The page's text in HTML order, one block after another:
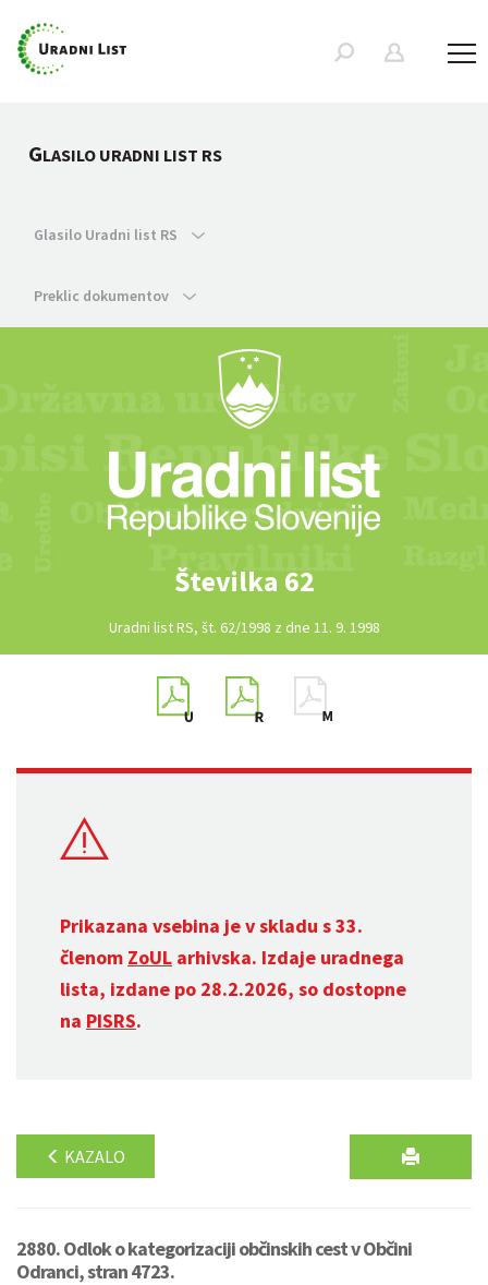
GLASILO URADNI LIST RS
Glasilo Uradni list RS
Preklic dokumentov
Številka 62
Uradni list RS, št. 62/1998 z dne 11. 9. 1998
Prikazana vsebina je v skladu s 33.
členom ZoUL arhivska. Izdaje uradnega
lista, izdane po 28.2.2026, so dostopne
na PISRS.
KAZALO
2880. Odlok o kategorizaciji občinskih cest v Občini
Odranci, stran 4723.